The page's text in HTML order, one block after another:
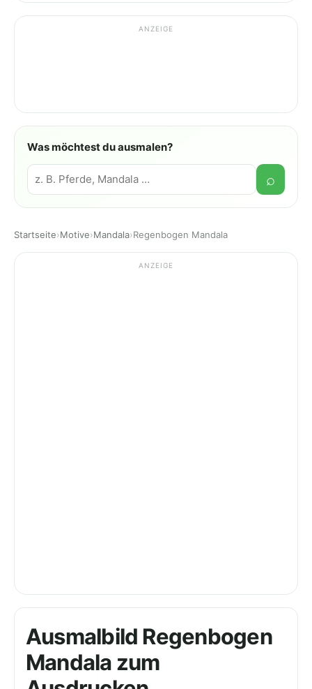
ANZEIGE
Was möchtest du ausmalen?
Suche
⌕
Startseite›Motive›Mandala›Regenbogen Mandala
ANZEIGE
Ausmalbild Regenbogen
Mandala zum